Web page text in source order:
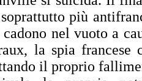
più
nel vuoto a
la spia francese
il proprio